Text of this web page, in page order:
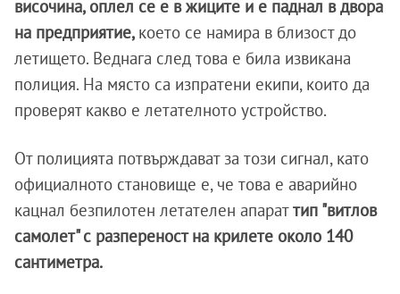
височина, оплел се е в жиците и е паднал в двора
на предприятие, което се намира в близост до
летището. Веднага след това е била извикана
полиция. На място са изпратени екипи, които да
проверят какво е летателното устройство.
От полицията потвърждават за този сигнал, като
официалното становище е, че това е аварийно
кацнал безпилотен летателен апараттип "витлов
самолет" с разпереност на крилете около 140
сантиметра.